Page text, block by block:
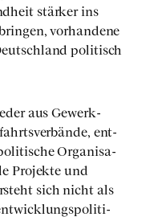
stär­ker ins
vor­han­de­ne
poli­tisch
aus Gewerk­
ent­
Orga­ni­sa­
Pro­jek­te und
sich nicht als